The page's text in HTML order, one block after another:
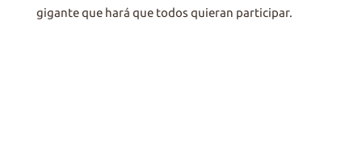
gigante que hará que todos quieran participar.